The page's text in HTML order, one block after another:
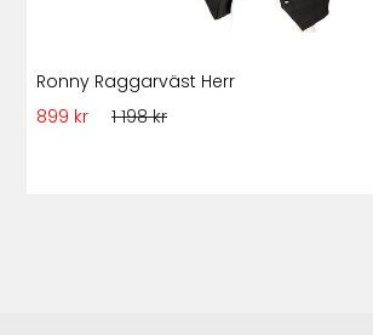
Ronny Raggarväst Herr
899 kr
1 198 kr